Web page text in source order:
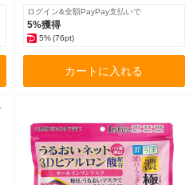
ログイン&全額PayPay支払いで
5%獲得
5% (76pt)
カートに入れる